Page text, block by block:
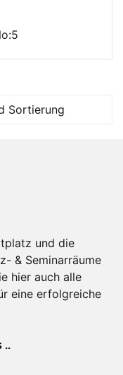
und die
& Seminarräume
hier auch alle
eine erfolgreiche
..